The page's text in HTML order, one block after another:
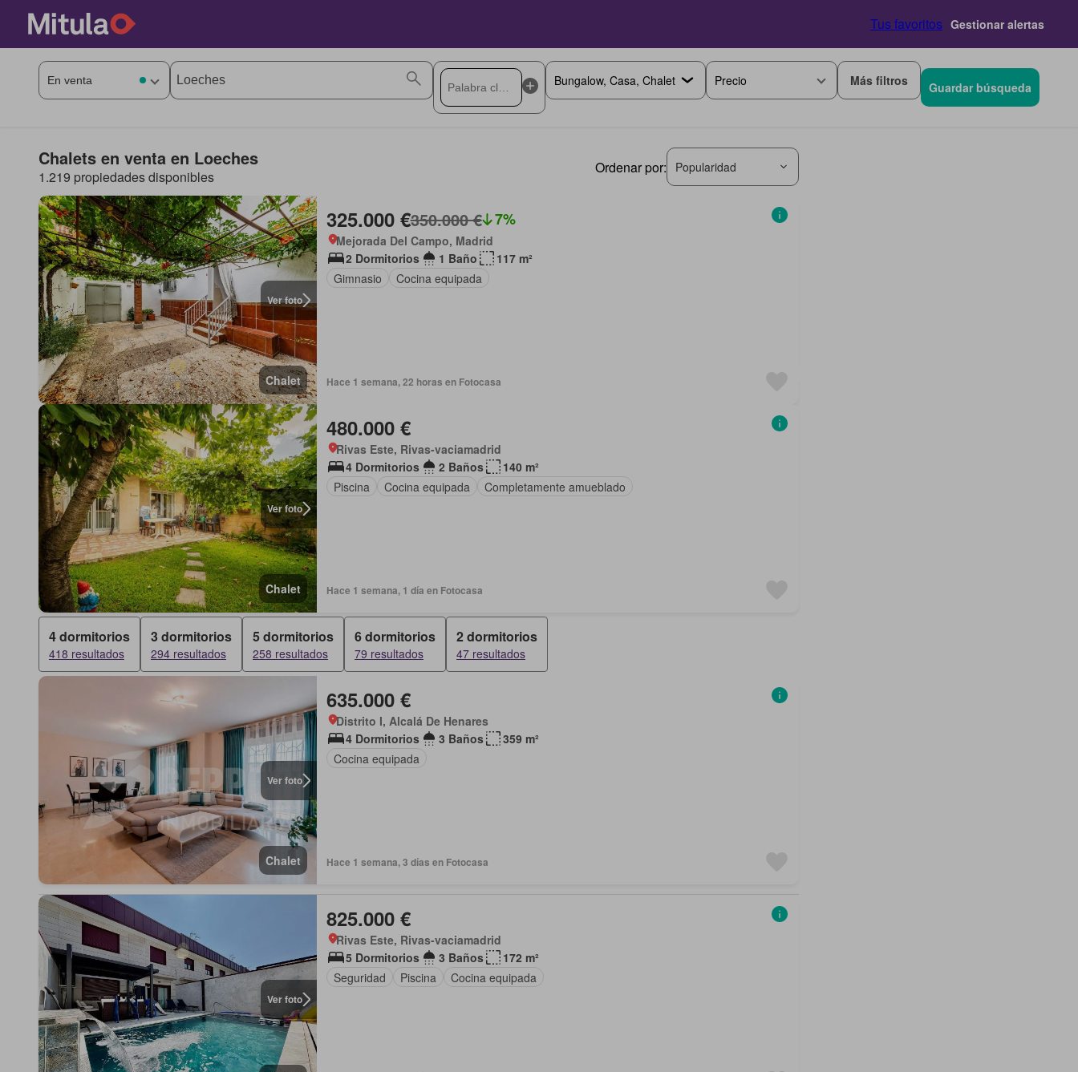
Tus favoritos Gestionar alertas
Precio Más filtros Guardar búsqueda
Chalets en venta en Loeches
1.219 propiedades disponibles
Ordenar por: Popularidad
Ver foto
Chalet
325.000 €350.000 € 7%
Mejorada Del Campo, Madrid
2 Dormitorios
1 Baño
117 m²
Gimnasio
Cocina equipada
Hace 1 semana, 22 horas en Fotocasa
Ver foto
Chalet
480.000 €
Rivas Este, Rivas-vaciamadrid
4 Dormitorios
2 Baños
140 m²
Piscina
Cocina equipada Completamente amueblado
Hace 1 semana, 1 día en Fotocasa
4 dormitorios
418 resultados
3 dormitorios
294 resultados
5 dormitorios
258 resultados
6 dormitorios
79 resultados
2 dormitorios
47 resultados
Ver foto
Chalet
635.000 €
Distrito I, Alcalá De Henares
4 Dormitorios
3 Baños
359 m²
Cocina equipada
Hace 1 semana, 3 días en Fotocasa
Ver foto
825.000 €
Rivas Este, Rivas-vaciamadrid
5 Dormitorios
3 Baños
172 m²
Seguridad
Piscina Cocina equipada